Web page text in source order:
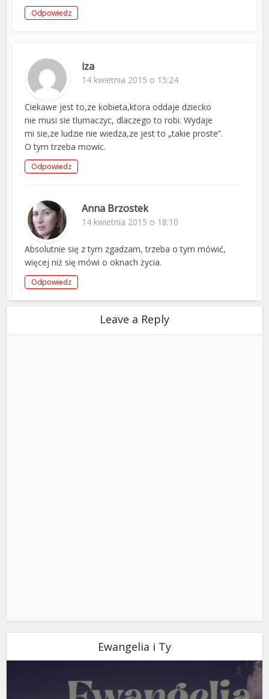
Odpowiedz
iza
14 kwietnia 2015 o 15:24
Ciekawe jest to,ze kobieta,ktora oddaje dziecko
nie musi sie tlumaczyc, dlaczego to robi. Wydaje
mi sie,ze ludzie nie wiedza,ze jest to „takie proste”.
O tym trzeba mowic.
Odpowiedz
Anna Brzostek
14 kwietnia 2015 o 18:10
Absolutnie się z tym zgadzam, trzeba o tym mówić,
więcej niż się mówi o oknach życia.
Odpowiedz
Leave a Reply
Ewangelia i Ty